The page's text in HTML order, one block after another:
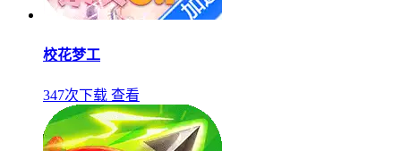
校花梦工
347次下载 查看